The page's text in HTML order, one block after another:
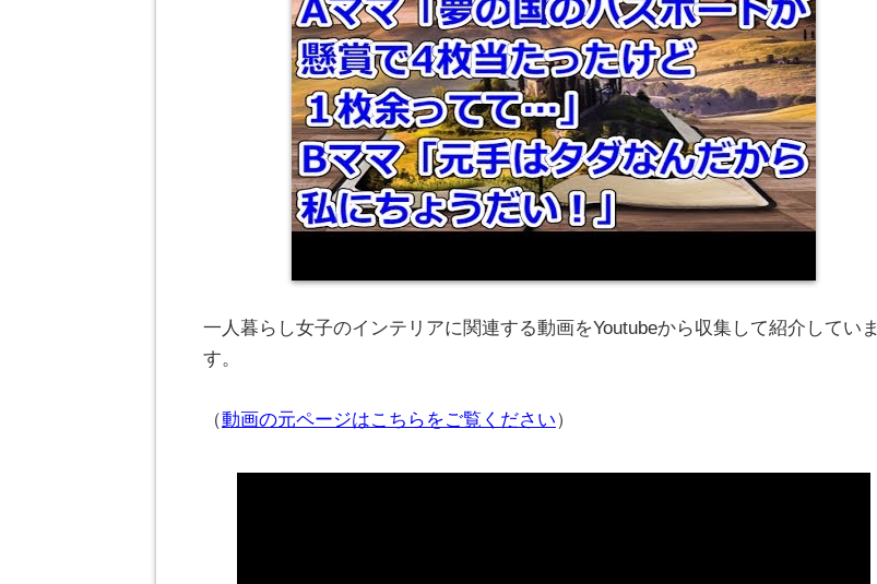
一人暮らし女子のインテリアに関連する動画をYoutubeから収集して紹介していま
す。
（動画の元ページはこちらをご覧ください）